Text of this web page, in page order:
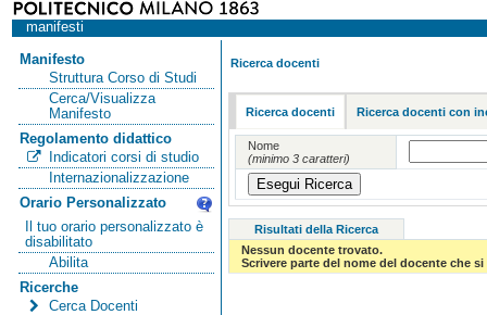
manifesti
Manifesto
Struttura Corso di Studi
Cerca/Visualizza
Manifesto
Regolamento didattico
Indicatori corsi di studio
Internazionalizzazione
Orario Personalizzato
Il tuo orario personalizzato è
disabilitato
Abilita
Ricerche
Cerca Docenti
Ricerca docenti
Ricerca docenti Ricerca docenti con
Nome
(minimo 3 caratteri)
Risultati della Ricerca
Nessun docente trovato.
Scrivere parte del nome del docente che